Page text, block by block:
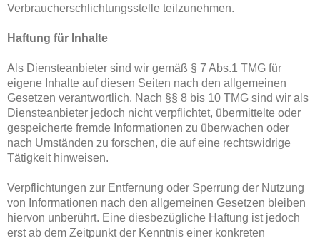
Verbraucherschlichtungsstelle teilzunehmen.
Haftung für Inhalte
Als Diensteanbieter sind wir gemäß § 7 Abs.1 TMG für
eigene Inhalte auf diesen Seiten nach den allgemeinen
Gesetzen verantwortlich. Nach §§ 8 bis 10 TMG sind wir als
Diensteanbieter jedoch nicht verpflichtet, übermittelte oder
gespeicherte fremde Informationen zu überwachen oder
nach Umständen zu forschen, die auf eine rechtswidrige
Tätigkeit hinweisen.
Verpflichtungen zur Entfernung oder Sperrung der Nutzung
von Informationen nach den allgemeinen Gesetzen bleiben
hiervon unberührt. Eine diesbezügliche Haftung ist jedoch
erst ab dem Zeitpunkt der Kenntnis einer konkreten